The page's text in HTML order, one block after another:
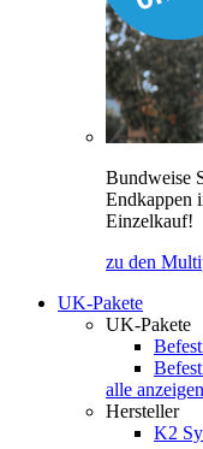
Bundweise
Endkappen
Einzelkauf!
zu den
UK-Pakete
UK-Pakete
alle anzeigen
Hersteller
K2